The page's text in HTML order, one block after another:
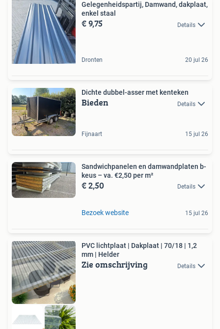
Gelegenheidspartij, Damwand, dakplaat,
enkel staal
€ 9,75 Details
Dronten 20 jul 26
Dichte dubbel-asser met kenteken
Bieden Details
Fijnaart 15 jul 26
Sandwichpanelen en damwandplaten b-
keus – va. €2,50 per m²
€ 2,50 Details
Bezoek website 15 jul 26
PVC lichtplaat | Dakplaat | 70/18 | 1,2
mm | Helder
Zie omschrijving Details